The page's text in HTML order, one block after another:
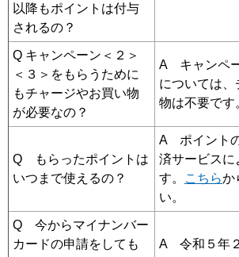
以降もポイントは付与
されるの？
Q キャンペーン＜２＞
＜３＞をもらうために
もチャージやお買い物
が必要なの？
A キャンペ
については、
物は不要です
Q もらったポイントは
いつまで使えるの？
A ポイント
済サービスに
す。
こちらか
い。
Q 今からマイナンバー
カードの申請をしても
A 令和５年